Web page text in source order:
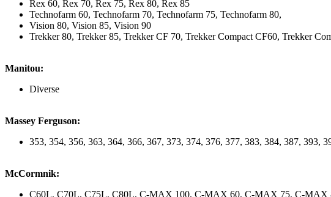
Rex 60, Rex 70, Rex 75, Rex 80, Rex 85
Technofarm 60, Technofarm 70, Technofarm 75, Technofarm 80,
Vision 80, Vision 85, Vision 90
Trekker 80, Trekker 85, Trekker CF 70, Trekker Compact CF60, Trekker
Manitou:
Diverse
Massey Ferguson:
353, 354, 356, 363, 364, 366, 367, 373, 374, 376, 377, 383, 384, 387, 393,
McCormnik:
C60L, C70L, C75L, C80L, C-MAX 100, C-MAX 60, C-MAX 75, C-